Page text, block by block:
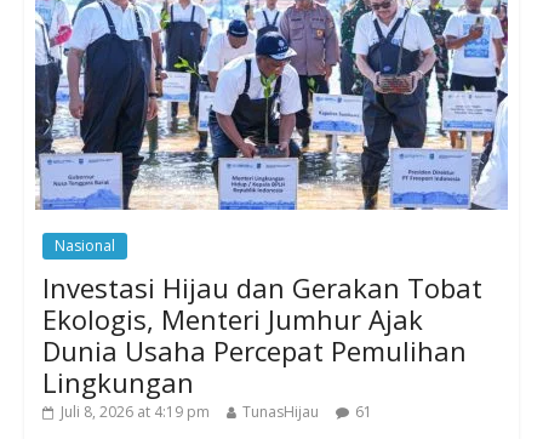
Nasional
Investasi Hijau dan Gerakan Tobat
Ekologis, Menteri Jumhur Ajak
Dunia Usaha Percepat Pemulihan
Lingkungan
Juli 8, 2026 at 4:19 pm TunasHijau 61